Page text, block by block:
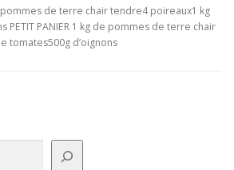
pommes de terre chair tendre4 poireaux1 kg
PETIT PANIER 1 kg de pommes de terre chair
tomates500g d’oignons